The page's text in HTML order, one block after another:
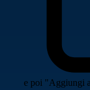
e poi "Aggiungi